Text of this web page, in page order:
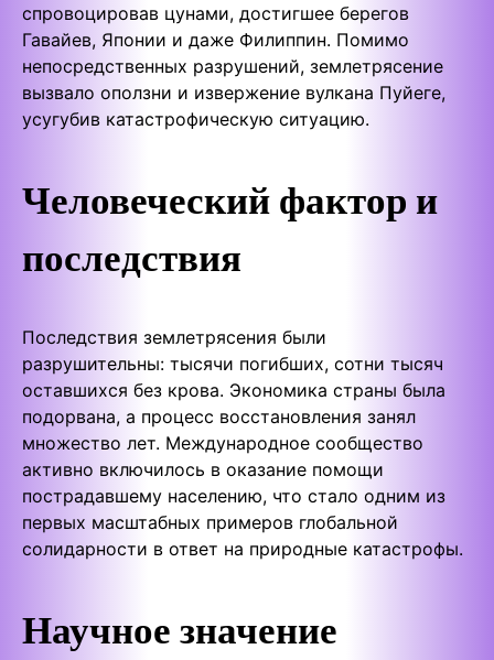
спровоцировав цунами, достигшее берегов
Гавайев, Японии и даже Филиппин. Помимо
непосредственных разрушений, землетрясение
вызвало оползни и извержение вулкана Пуйеге,
усугубив катастрофическую ситуацию.
Человеческий фактор и
последствия
Последствия землетрясения были
разрушительны: тысячи погибших, сотни тысяч
оставшихся без крова. Экономика страны была
подорвана, а процесс восстановления занял
множество лет. Международное сообщество
активно включилось в оказание помощи
пострадавшему населению, что стало одним из
первых масштабных примеров глобальной
солидарности в ответ на природные катастрофы.
Научное значение